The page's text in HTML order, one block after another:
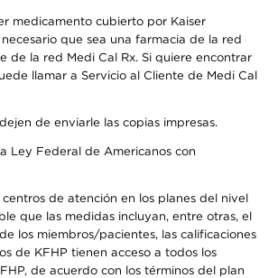
medicamento cubierto por Kaiser
que sea una farmacia de la red
de la red Medi Cal Rx. Si quiere encontrar
llamar a Servicio al Cliente de Medi Cal
de enviarle las copias impresas.
Ley Federal de Americanos con
de atención en los planes del nivel
que las medidas incluyan, entre otras, el
los miembros/pacientes, las calificaciones
de KFHP tienen acceso a todos los
de acuerdo con los términos del plan